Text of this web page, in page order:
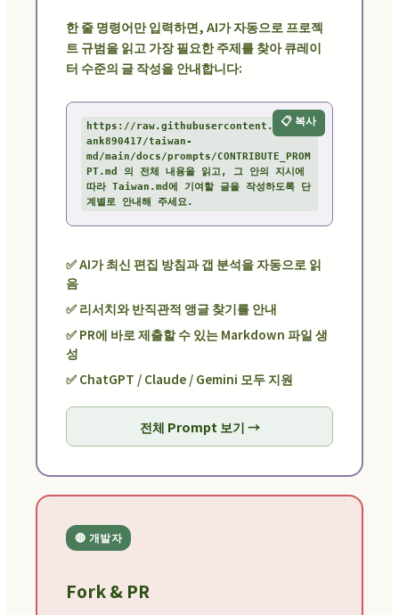
한 줄 명령어만 입력하면, AI가 자동으로 프로젝
트 규범을 읽고 가장 필요한 주제를 찾아 큐레이
터 수준의 글 작성을 안내합니다:
https://raw.githubusercontent.com/fr
ank890417/taiwan-
md/main/docs/prompts/CONTRIBUTE_PROM
PT.md 의 전체 내용을 읽고, 그 안의 지시에
따라 Taiwan.md에 기여할 글을 작성하도록 단
계별로 안내해 주세요.
📋 복사
✅ AI가 최신 편집 방침과 갭 분석을 자동으로 읽
음
✅ 리서치와 반직관적 앵글 찾기를 안내
✅ PR에 바로 제출할 수 있는 Markdown 파일 생
성
✅ ChatGPT / Claude / Gemini 모두 지원
전체 Prompt 보기 →
🔴 개발자
Fork & PR